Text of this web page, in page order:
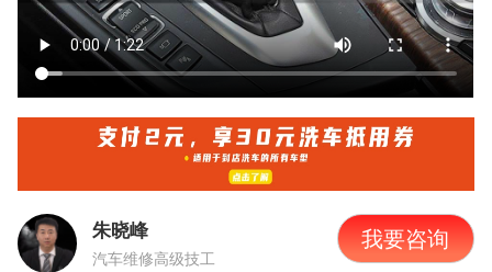
朱晓峰
汽车维修高级技工
我要咨询